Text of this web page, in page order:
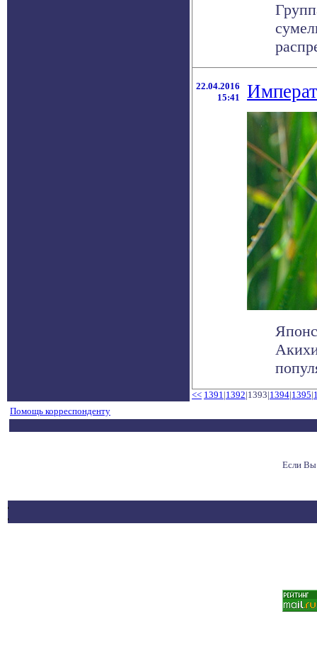
22.04.2016
15:41
<< 1391|1392|1393|1394|1395|
Помощь корреспонденту
Если Вы